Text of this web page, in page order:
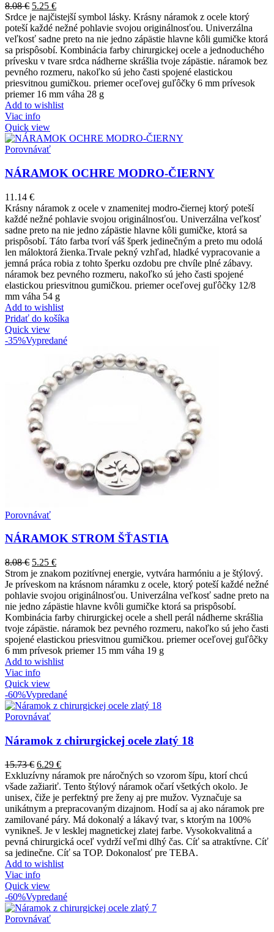
8.08€ 5.25 €
Srdce je najčistejší symbol lásky. Krásny náramok z ocele ktorý
poteší každé nežné pohlavie svojou originálnosťou. Univerzálna
veľkosť sadne preto na nie jedno zápästie hlavne kôli gumičke ktorá
sa prispôsobí. Kombinácia farby chirurgickej ocele a jednoduchého
prívesku v tvare srdca nádherne skrášlia tvoje zápästie. náramok bez
pevného rozmeru, nakoľko sú jeho časti spojené elastickou
priesvitnou gumičkou. priemer oceľovej guľôčky 6 mm prívesok
priemer 16 mm váha 28 g
Add to wishlist
Viac info
Quick view
Porovnávať
NÁRAMOK OCHRE MODRO-ČIERNY
11.14 €
Krásny náramok z ocele v znamenitej modro-čiernej ktorý poteší
každé nežné pohlavie svojou originálnosťou. Univerzálna veľkosť
sadne preto na nie jedno zápästie hlavne kôli gumičke, ktorá sa
prispôsobí. Táto farba tvorí váš šperk jedinečným a preto mu odolá
len máloktorá žienka.Trvale pekný vzhľad, hladké vypracovanie a
jemná práca robia z tohto šperku ozdobu pre chvíle plné zábavy.
náramok bez pevného rozmeru, nakoľko sú jeho časti spojené
elastickou priesvitnou gumičkou. priemer oceľovej guľôčky 12/8
mm váha 54 g
Add to wishlist
Pridať do košíka
Quick view
-35%Vypredané
Porovnávať
NÁRAMOK STROM ŠŤASTIA
8.08€ 5.25 €
Strom je znakom pozitívnej energie, vytvára harmóniu a je štýlový.
Je príveskom na krásnom náramku z ocele, ktorý poteší každé nežné
pohlavie svojou originálnosťou. Univerzálna veľkosť sadne preto na
nie jedno zápästie hlavne kvôli gumičke ktorá sa prispôsobí.
Kombinácia farby chirurgickej ocele a shell perál nádherne skrášlia
tvoje zápästie. náramok bez pevného rozmeru, nakoľko sú jeho časti
spojené elastickou priesvitnou gumičkou. priemer oceľovej guľôčky
6 mm prívesok priemer 15 mm váha 19 g
Add to wishlist
Viac info
Quick view
-60%Vypredané
Porovnávať
Náramok z chirurgickej ocele zlatý 18
15.73€ 6.29 €
Exkluzívny náramok pre náročných so vzorom šípu, ktorí chcú
všade zažiariť. Tento štýlový náramok očarí všetkých okolo. Je
unisex, čiže je perfektný pre ženy aj pre mužov. Vyznačuje sa
unikátnym a prepracovaným dizajnom. Hodí sa aj ako náramok pre
zamilované páry. Má dokonalý a lákavý tvar, s ktorým na 100%
vynikneš. Je v lesklej magnetickej zlatej farbe. Vysokokvalitná a
pevná chirurgická oceľ vydrží veľmi dlhý čas. Cíť sa atraktívne. Cíť
sa jedinečne. Cíť sa TOP. Dokonalosť pre TEBA.
Add to wishlist
Viac info
Quick view
-60%Vypredané
Porovnávať